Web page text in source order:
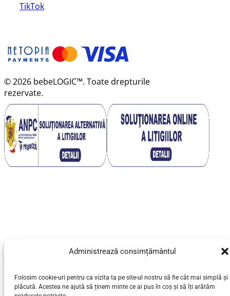
Administrează consimțământul
Folosim cookie-uri pentru ca vizita ta pe site-ul nostru să fie cât mai simplă și
plăcută. Acestea ne ajută să ținem minte ce ai pus în coș și să îți arătăm
TikTok
© 2026 bebeLOGIC™. Toate drepturile
rezervate.